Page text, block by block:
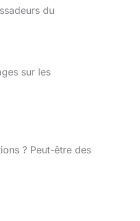
du
sur les
? Peut-être des